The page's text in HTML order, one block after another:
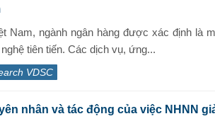
Nam, ngành ngân hàng được xác định là
tiên tiến. Các dịch vụ, ứng...
VDSC
nhân và tác động của việc NHNN